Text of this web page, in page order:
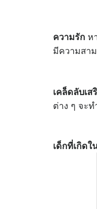
ความรัก ห
มีความสา
เคล็ดลับเส
ต่าง ๆ จะ
เด็กที่เกิดใ